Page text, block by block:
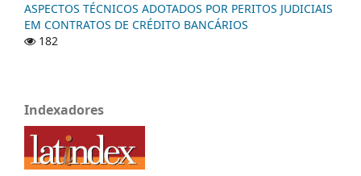
ASPECTOS TÉCNICOS ADOTADOS POR PERITOS JUDICIAIS
EM CONTRATOS DE CRÉDITO BANCÁRIOS
182
Indexadores